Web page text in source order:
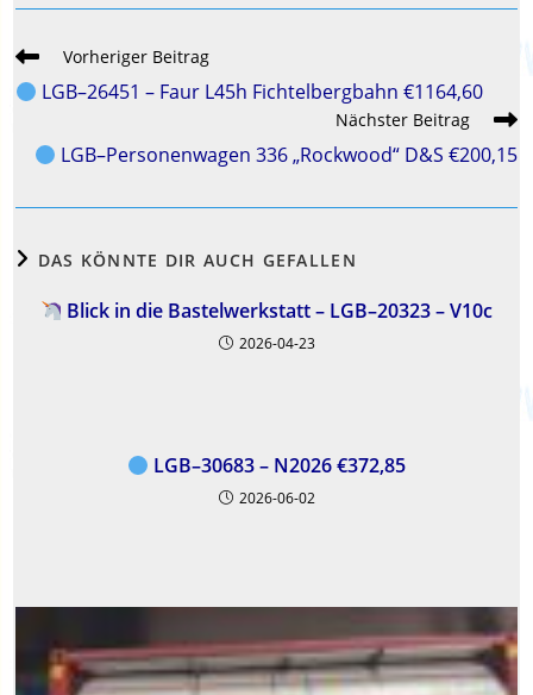
Weitere
Artikel
ansehen
Vorheriger Beitrag
LGB–26451 – Faur L45h Fichtelbergbahn €1164,60
Nächster Beitrag
LGB–Personenwagen 336 „Rockwood“ D&S €200,15
DAS KÖNNTE DIR AUCH GEFALLEN
Blick in die Bastelwerkstatt – LGB–20323 – V10c
2026-04-23
LGB–30683 – N2026 €372,85
2026-06-02